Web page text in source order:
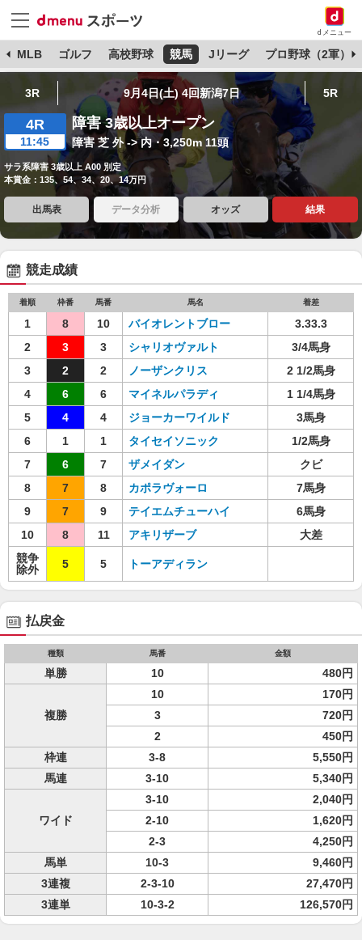
dメニュー
MLB ゴルフ 高校野球 競馬 Jリーグ プロ野球（2軍）
3R 9月4日(土) 4回新潟7日 5R
4R
11:45
障害 3歳以上オープン
障害 芝 外 -> 内・3,250m 11頭
サラ系障害 3歳以上 A00 別定
本賞金：135、54、34、20、14万円
出馬表 データ分析 オッズ 結果
競走成績
着順 枠番 馬番 馬名 着差
1 8 10 バイオレントブロー
3.33.3
2
3 3 シャリオヴァルト
3/4馬身
3
2 2 ノーザンクリス
2 1/2馬身
4
6 6 マイネルパラディ
1 1/4馬身
5
4 4 ジョーカーワイルド
3馬身
6
1 1 タイセイソニック
1/2馬身
7
6 7 ザメイダン
クビ
8
7 8 カポラヴォーロ
7馬身
9
7 9 テイエムチューハイ
6馬身
10
8 11 アキリザーブ
大差
競争
除外
5 5 トーアディラン
払戻金
種類 馬番 金額
単勝 10 480円
複勝
10
170円
3
720円
2
450円
枠連
3-8
5,550円
馬連
3-10 5,340円
ワイド
3-10
2,040円
2-10
1,620円
2-3
4,250円
馬単
10-3
9,460円
3連複
2-3-10
27,470円
3連単
10-3-2 126,570円